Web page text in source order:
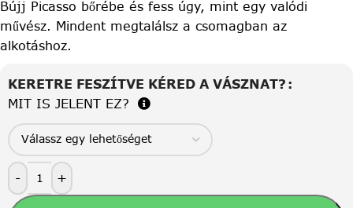
Bújj Picasso bőrébe és fess úgy, mint egy valódi
művész. Mindent megtalálsz a csomagban az
alkotáshoz.
KERETRE FESZÍTVE KÉRED A VÁSZNAT?
MIT IS JELENT EZ?
- +